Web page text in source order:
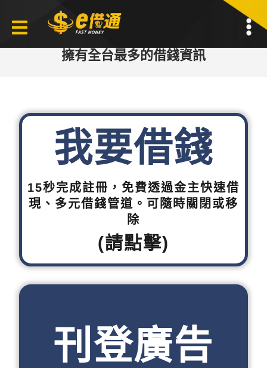
擁有全台最多的借錢資訊
我要借錢
15秒完成註冊，免費透過金主快速借
現、多元借錢管道。可隨時關閉或移
除
(請點擊)
刊登廣告